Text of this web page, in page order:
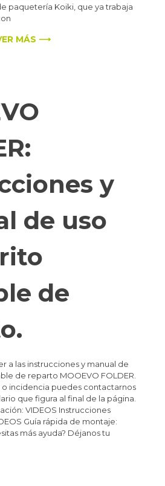
paquetería Koiki, que ya trabaja
MÁS ⟶
y
de uso
de
a las instrucciones y manual de
de reparto MOOEVO FOLDER.
o incidencia puedes contactarnos
que figura al final de la página.
VIDEOS Instrucciones
Guía rápida de montaje:
más ayuda? Déjanos tu